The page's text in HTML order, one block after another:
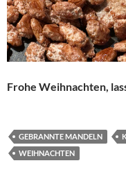
Frohe Weihnachten,
GEBRANNTE MANDELN
WEIHNACHTEN